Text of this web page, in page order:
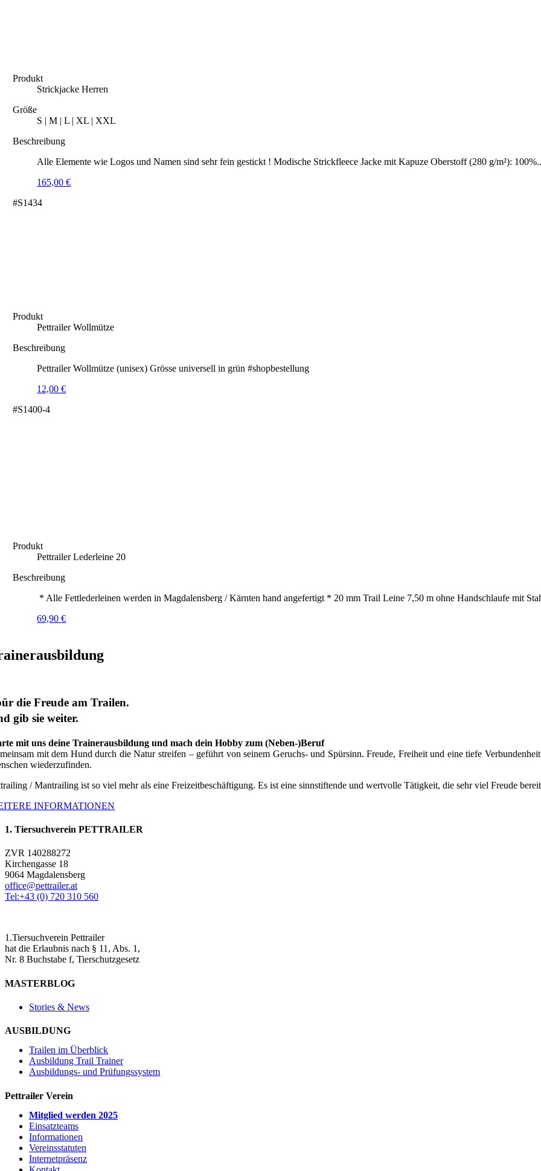
Produkt
Strickjacke Herren
Größe
S | M | L | XL | XXL
Beschreibung
Alle Elemente wie Logos und Namen sind sehr fein gestickt ! Modische Strickfleece Jacke mit Kapuze Oberstoff (280 g/m²):
165,00€
#S1434
Produkt
Pettrailer Wollmütze
Beschreibung
Pettrailer Wollmütze (unisex) Grösse universell in grün #shopbestellung
12,00€
#S1400-4
Produkt
Pettrailer Lederleine 20
Beschreibung
* Alle Fettlederleinen werden in Magdalensberg / Kärnten hand angefertigt * 20 mm Trail Leine 7,50 m ohne Handschlaufe mit
69,90€
die Freude am Trailen.
gib sie weiter.
mit uns deine Trainerausbildung und mach dein Hobby zum (Neben-)Beruf
mit dem Hund durch die Natur streifen – geführt von seinem Geruchs- und Spürsinn. Freude, Freiheit und eine tiefe
wiederzufinden.
/ Mantrailing ist so viel mehr als eine Freizeitbeschäftigung. Es ist eine sinnstiftende und wertvolle Tätigkeit, die sehr viel Freude
INFORMATIONEN
1. Tiersuchverein PETTRAILER
ZVR 140288272
Kirchengasse 18
9064 Magdalensberg
office@pettrailer.at
Tel:+43 (0) 720 310 560
1.Tiersuchverein Pettrailer
hat die Erlaubnis nach § 11, Abs. 1,
Nr. 8 Buchstabe f, Tierschutzgesetz
MASTERBLOG
Stories & News
AUSBILDUNG
Trailen im Überblick
Ausbildung Trail Trainer
Ausbildungs- und Prüfungssystem
Pettrailer Verein
Mitglied werden 2025
Einsatzteams
Informationen
Vereinsstatuten
Internetpräsenz